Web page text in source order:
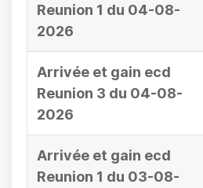
Reunion 1 du 04-08-
2026
Arrivée et gain ecd
Reunion 3 du 04-08-
2026
Arrivée et gain ecd
Reunion 1 du 03-08-